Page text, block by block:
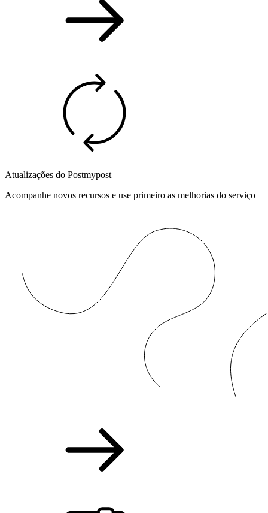
Atualizações do Postmypost
Acompanhe novos recursos e use primeiro as melhorias do serviço